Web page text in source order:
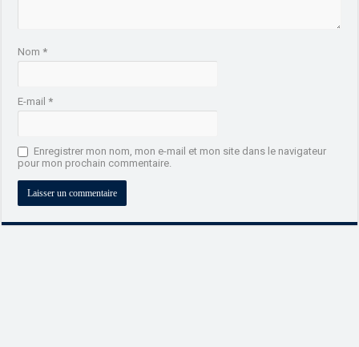
Nom*
E-mail*
Enregistrer mon nom, mon e-mail et mon site dans le navigateur
pour mon prochain commentaire.